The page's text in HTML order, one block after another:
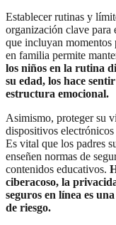
Establecer rutinas y
organización clave para
que incluyan momentos
en familia permite
los niños en la rutina
su edad, los hace
estructura emocional.
Asimismo, proteger su
dispositivos
Es vital que los padres
enseñen normas de
contenidos educativos.
ciberacoso, la
seguros en línea es
de riesgo.